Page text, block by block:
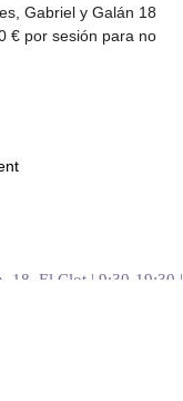
Gabriel y Galán 18
€ por sesión para no
18, El Clot | 9:30-19:30 |